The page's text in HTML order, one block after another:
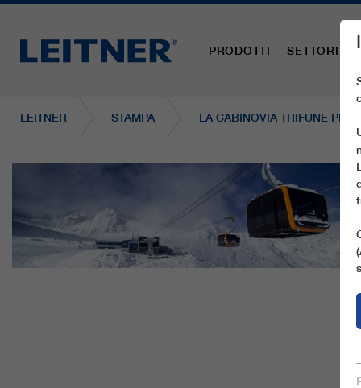
PRODOTTI SETTORI
LEITNER STAMPA LA CABINOVIA TRIFUNE PIÙ